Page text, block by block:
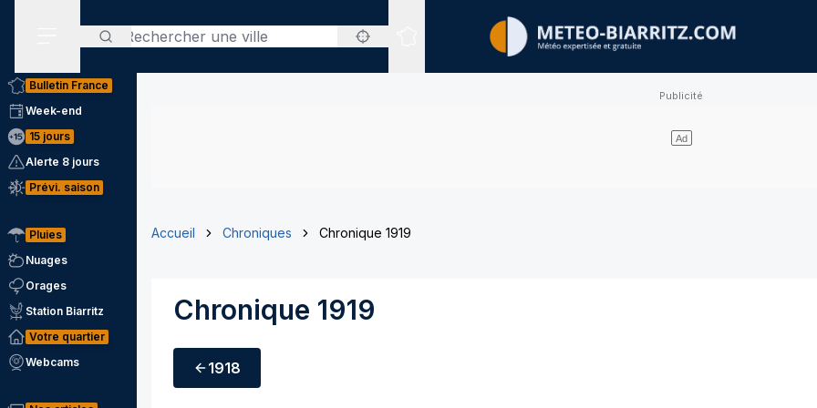
Rechercher
Sites expertisés
Bulletin France
Week-end
15 jours
Alerte 8 jours
Prévi. saison
Pluies
Nuages
Orages
Station Biarritz
Votre quartier
Webcams
Accueil Chroniques Chronique 1919
Chronique 1919
1918